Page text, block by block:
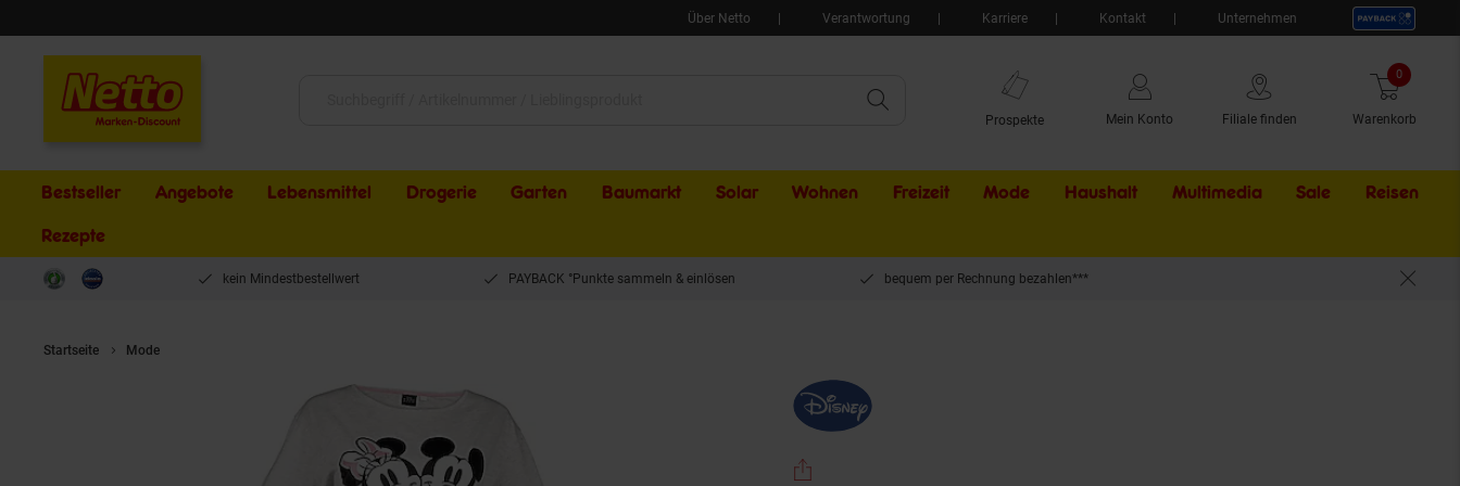
Über Netto Verantwortung Karriere Kontakt Unternehmen
Prospekte Mein Konto Filiale finden Warenkorb
0 Artikel
Bestseller Angebote Lebensmittel Drogerie Garten Baumarkt Solar Wohnen Freizeit Mode Haushalt Multimedia Sale Externer
Reisen
Rezepte
kein Mindestbestellwert PAYBACK °Punkte sammeln & einlösen bequem per Rechnung bezahlen***
Startseite Mode